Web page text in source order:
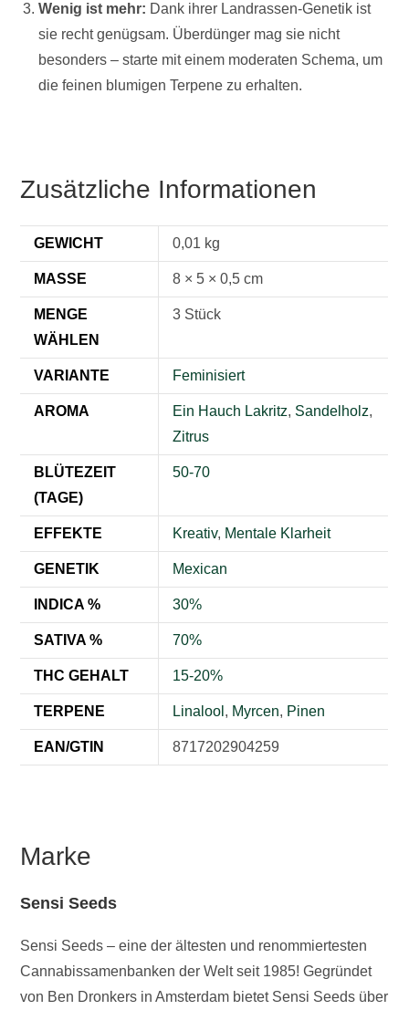
Wenig ist mehr: Dank ihrer Landrassen-Genetik ist
sie recht genügsam. Überdünger mag sie nicht
besonders – starte mit einem moderaten Schema, um
die feinen blumigen Terpene zu erhalten.
Zusätzliche Informationen
GEWICHT 0,01 kg
MASSE 8 × 5 × 0,5 cm
MENGE
WÄHLEN
3 Stück
VARIANTE Feminisiert
AROMA Ein Hauch Lakritz, Sandelholz,
Zitrus
BLÜTEZEIT
(TAGE)
50-70
EFFEKTE Kreativ, Mentale Klarheit
GENETIK Mexican
INDICA % 30%
SATIVA % 70%
THC GEHALT 15-20%
TERPENE Linalool , Myrcen, Pinen
EAN/GTIN 8717202904259
Marke
Sensi Seeds
Sensi Seeds – eine der ältesten und renommiertesten
Cannabissamenbanken der Welt seit 1985! Gegründet
von Ben Dronkers in Amsterdam bietet Sensi Seeds über